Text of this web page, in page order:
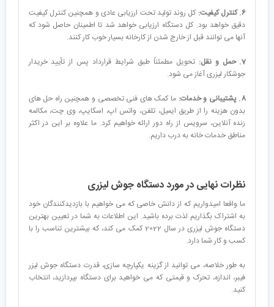
6. کنترل کیفیت:
کل روند تولید تحت ارزیابی عادی و همچنین کنترل کیفیت
دقیق خواهد بود. کل دستگاه ارزیابی خواهد شد تا اطمینان حاصل شود که
آنها می توانند قبل از خارج شدن از کارخانه بسیار خوب کار کنند.
7. حمل و نقل:
تحویل مطمئناً طبق شرایط قرارداد پس از تأیید خریدار
جوشکار لیزری آغاز می شود.
8. پشتیبانی و خدمات:
ما کمک های فنی تخصصی و همچنین راه حل های
بدون هزینه را از طریق ایمیل، تلفن، واتس اپ، اسکایپ، وی چت، مکالمه
زنده آنلاین، سرویس از راه دور ارائه خواهیم کرد. ما علاوه بر این در اکثر
مناطق خدمات خانه به درب داریم.
نظرات نهایی در مورد دستگاه جوش لیزری
ما واقعا امیدواریم که از دانش خاصی که می خواهیم با بازدیدکنندگان خود
به اشتراک بگذاریم لذت برده باشید. این اطلاعات به شما در تعیین بهترین
دستگاه جوش لیزری در سال 2022 کمک می کند، که بیشترین تناسب را با
کسب و کار شما دارد.
به طور خلاصه، می توانید از گزینه یکپارچه سازی، قدرت دستگاه جوش لیزر
فیبر، اندازه، تحرک و قیمتی که می خواهید برای دستگاه بپردازید، انتخاب
کنید.